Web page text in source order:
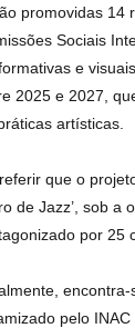
promovidas 14
Sociais
e
2025 e 2027,
artísticas.
que o
de Jazz’, sob
por 25
pelo